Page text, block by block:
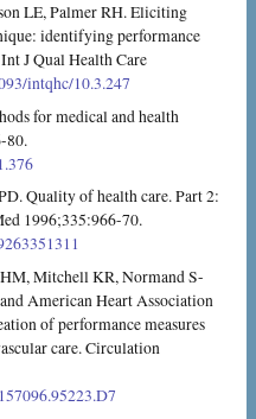
LE, Palmer RH. Eliciting
identifying performance
J Qual Health Care
intqhc/10.3.247
for medical and health
80.
Quality of health care. Part 2:
1996;335:966-70.
Mitchell KR, Normand S-
American Heart Association
of performance measures
care. Circulation